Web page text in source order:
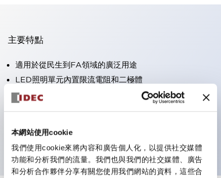
本網站使用cookie
我們使用cookie來將內容和廣告個人化，以提供社交媒體
功能和分析我們的流量。我們也與我們的社交媒體、廣告
和分析合作夥伴分享有關您使用我們網站的資料，這些合
主要特點
適用於從民生到FA領域的廣泛用途
LED照明單元內置限流電阻和二極體
防護結構具備IP40和IP65等級。（IEC 60529）
獲得UL・CSA認證。符合EN（歐洲）標準。 獲得CCC
可使用專用配件輕鬆更換為Φ22閃光輪廓